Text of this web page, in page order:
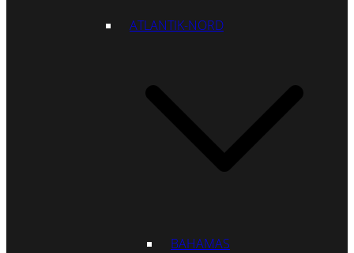
ATLANTIK-NORD
BAHAMAS